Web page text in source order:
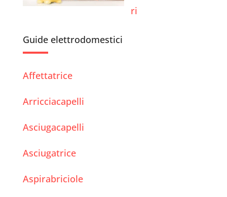
ri
Guide elettrodomestici
Affettatrice
Arricciacapelli
Asciugacapelli
Asciugatrice
Aspirabriciole